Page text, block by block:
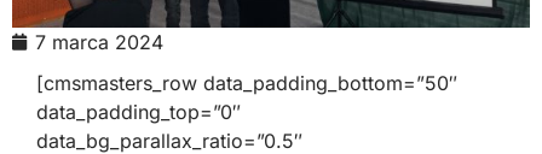
7 marca 2024
[cmsmasters_row data_padding_bottom=”50″
data_padding_top=”0″
data_bg_parallax_ratio=”0.5″